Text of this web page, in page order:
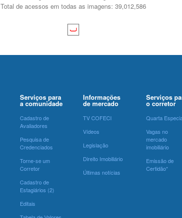
Total de acessos em todas as imagens: 39,012,586
Serviços para
a comunidade
Cadastro de
Avaliadores
Pesquisa de
Credenciados
Torne-se um
Corretor
Cadastro de
Estagiários (2)
Editais
Informações
de mercado
TV COFECI
Vídeos
Legislação
Direito Imobiliário
Últimas notícias
Serviços
o corretor
Quarta
Vagas no
mercado
imobiliário
Emissão de
Certidão*